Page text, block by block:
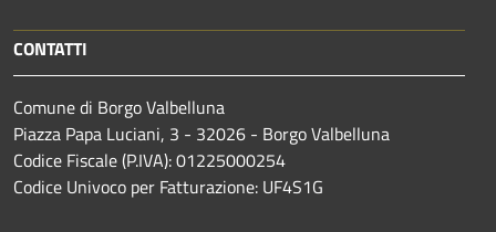
CONTATTI
Comune di Borgo Valbelluna
Piazza Papa Luciani, 3 - 32026 - Borgo Valbelluna
Codice Fiscale (P.IVA): 01225000254
Codice Univoco per Fatturazione: UF4S1G